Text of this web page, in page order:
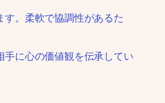
。柔軟で協調性があるた
手に心の価値観を伝承してい